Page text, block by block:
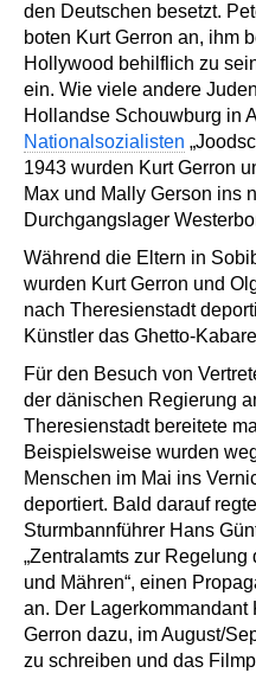
den Deutschen besetzt.
boten Kurt Gerron an, ihm
Hollywood behilflich zu
ein. Wie viele andere
Hollandse Schouwburg in
Nationalsozialisten
1943 wurden Kurt Gerron
Max und Mally Gerson ins
Durchgangslager
Während die Eltern in
wurden Kurt Gerron und
nach Theresienstadt
Künstler das Ghetto-
Für den Besuch von
der dänischen Regierung
Theresienstadt bereitete
Beispielsweise wurden
Menschen im Mai ins
deportiert. Bald darauf
Sturmbannführer Hans
„Zentralamts zur
und Mähren“, einen
an. Der Lagerkommandant
Gerron dazu, im August/
zu schreiben und das